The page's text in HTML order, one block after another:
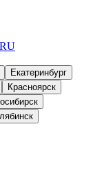
Екатеринбург
Красноярск